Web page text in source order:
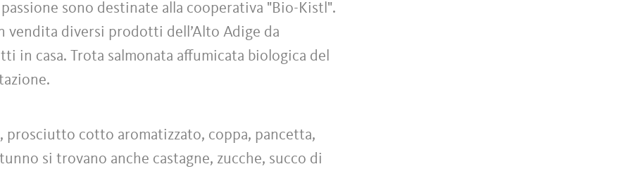
sono destinate alla cooperativa "Bio-Kistl".
vendita diversi prodotti dell’Alto Adige da
in casa. Trota salmonata affumicata biologica del
prosciutto cotto aromatizzato, coppa, pancetta,
si trovano anche castagne, zucche, succo di